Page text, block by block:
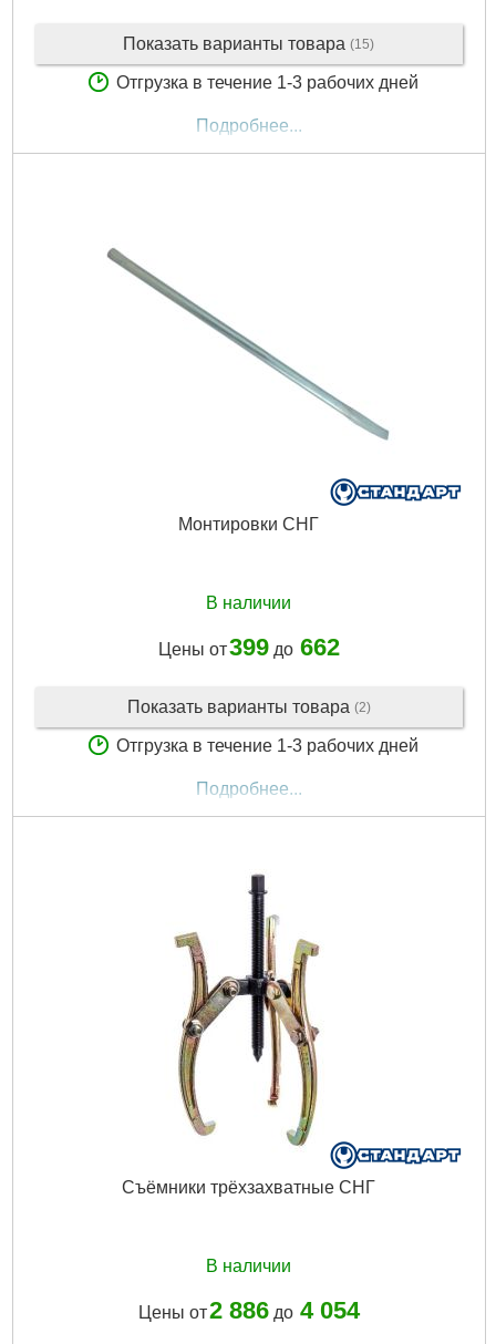
Показать варианты товара (15)
Отгрузка в течение 1-3 рабочих дней
Подробнее...
Монтировки СНГ
В наличии
Цены от399до 662
Показать варианты товара (2)
Отгрузка в течение 1-3 рабочих дней
Подробнее...
Съёмники трёхзахватные СНГ
В наличии
Цены от2 886до 4 054